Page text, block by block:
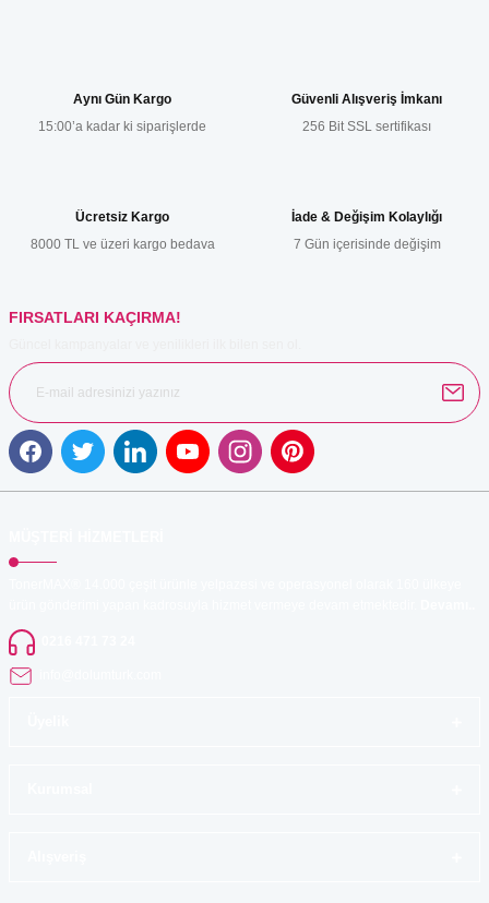
Ürün resmi kalitesiz, bozuk veya görüntülenemiyor.
Ürün fiyatı diğer sitelerden daha pahalı.
Aynı Gün Kargo
15:00’a kadar ki siparişlerde
Güvenli Alışveriş İmkanı
256 Bit SSL sertifikası
Ücretsiz Kargo
8000 TL ve üzeri kargo bedava
İade & Değişim Kolaylığı
7 Gün içerisinde değişim
FIRSATLARI KAÇIRMA!